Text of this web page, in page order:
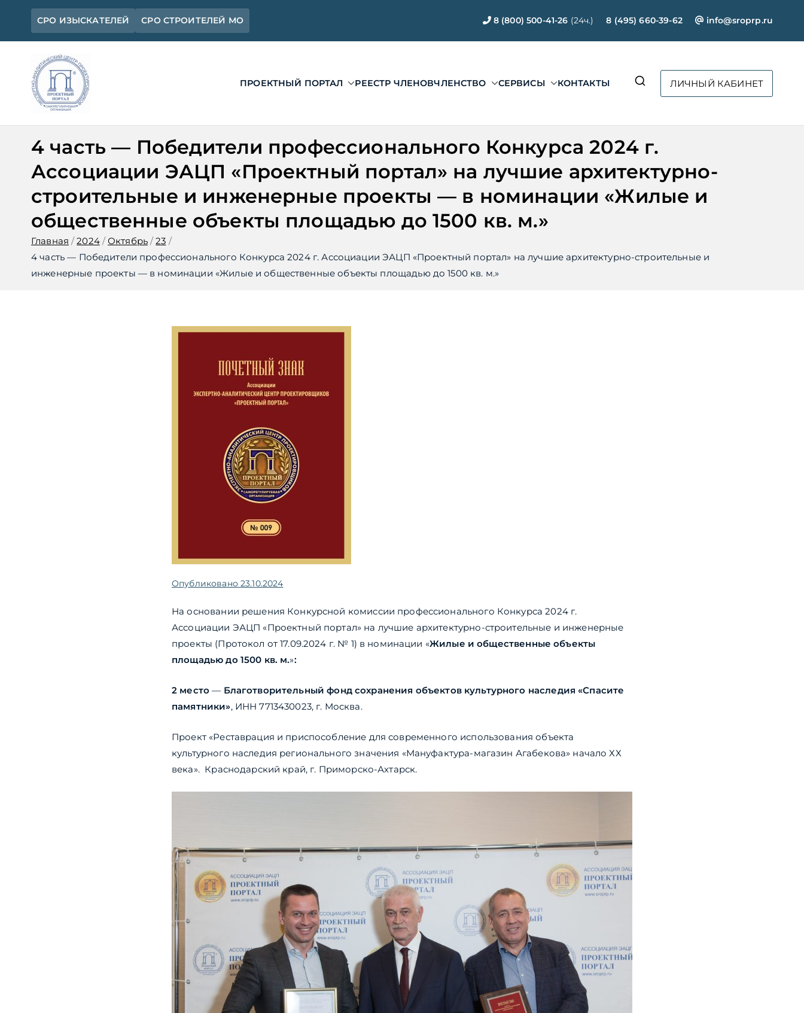
Перейти
содержимому
СРО ИЗЫСКАТЕЛЕЙ СРО СТРОИТЕЛЕЙ МО 8 (800) 500-41-26 (24ч.)8 (495) 660-39-62 info@sroprp.ru
ПРОЕКТНЫЙ ПОРТАЛ РЕЕСТР ЧЛЕНОВЧЛЕНСТВО СЕРВИСЫ КОНТАКТЫ ЛИЧНЫЙ КАБИНЕТ
4 часть — Победители профессионального Конкурса 2024 г.
Ассоциации ЭАЦП «Проектный портал» на лучшие архитектурно-
строительные и инженерные проекты — в номинации «Жилые и
общественные объекты площадью до 1500 кв. м.»
Главная 2024 Октябрь
23
4 часть — Победители профессионального Конкурса 2024 г. Ассоциации ЭАЦП «Проектный портал» на лучшие архитектурно-строительные и
инженерные проекты — в номинации «Жилые и общественные объекты площадью до 1500 кв. м.»
Опубликовано 23.10.2024
На основании решения Конкурсной комиссии профессионального Конкурса 2024 г.
Ассоциации ЭАЦП «Проектный портал» на лучшие архитектурно-строительные и инженерные
проекты (Протокол от 17.09.2024 г. № 1) в номинации «Жилые и общественные объекты
площадью до 1500 кв. м.»:
2 место — Благотворительный фонд сохранения объектов культурного наследия «Спасите
памятники», ИНН 7713430023, г. Москва.
Проект «Реставрация и приспособление для современного использования объекта
культурного наследия регионального значения «Мануфактура-магазин Агабекова» начало ХХ
века». Краснодарский край, г. Приморско-Ахтарск.